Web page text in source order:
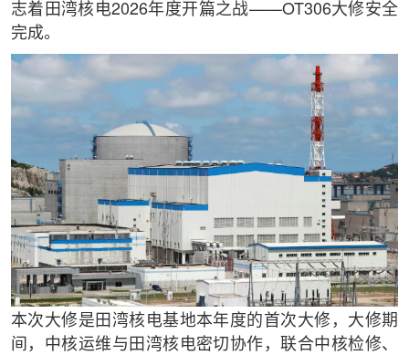
志着田湾核电2026年度开篇之战——OT306大修安全
完成。
本次大修是田湾核电基地本年度的首次大修，大修期
间，中核运维与田湾核电密切协作，联合中核检修、